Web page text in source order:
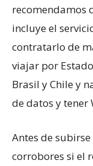
recomendamos
incluye el
contratarlo de
viajar por
Brasil y Chile y
de datos y tener
Antes de
corrobores si el